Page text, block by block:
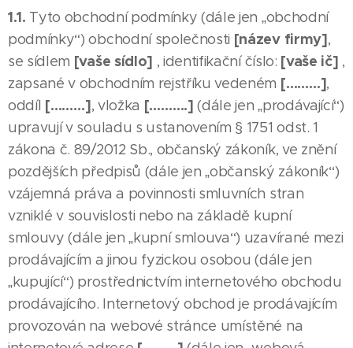
1.1. Tyto obchodní podmínky (dále jen „obchodní
podmínky“) obchodní společnosti [název firmy],
se sídlem [vaše sídlo] , identifikační číslo: [vaše ič] ,
zapsané v obchodním rejstříku vedeném [………],
oddíl [………], vložka [……….] (dále jen „prodávající“)
upravují v souladu s ustanovením § 1751 odst. 1
zákona č. 89/2012 Sb., občanský zákoník, ve znění
pozdějších předpisů (dále jen „občanský zákoník“)
vzájemná práva a povinnosti smluvních stran
vzniklé v souvislosti nebo na základě kupní
smlouvy (dále jen „kupní smlouva“) uzavírané mezi
prodávajícím a jinou fyzickou osobou (dále jen
„kupující“) prostřednictvím internetového obchodu
prodávajícího. Internetový obchod je prodávajícím
provozován na webové stránce umístěné na